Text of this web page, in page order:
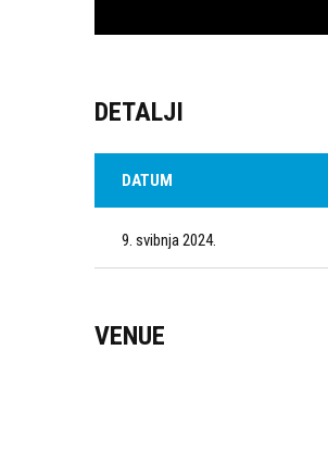
DETALJI
DATUM
9. svibnja 2024.
VENUE